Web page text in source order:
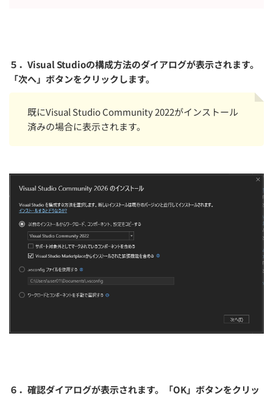
５．Visual Studioの構成方法のダイアログが表示されます。
「次へ」ボタンをクリックします。
既にVisual Studio Community 2022がインストール
済みの場合に表示されます。
６．確認ダイアログが表示されます。「OK」ボタンをクリッ